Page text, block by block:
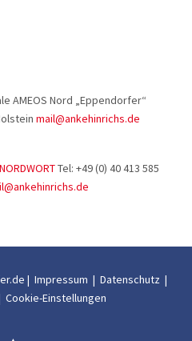
AMEOS Nord „Eppendorfer“
mail@ankehinrichs.de
Tel: +49 (0) 40 413 585
| Impressum | Datenschutz |
Cookie-Einstellungen